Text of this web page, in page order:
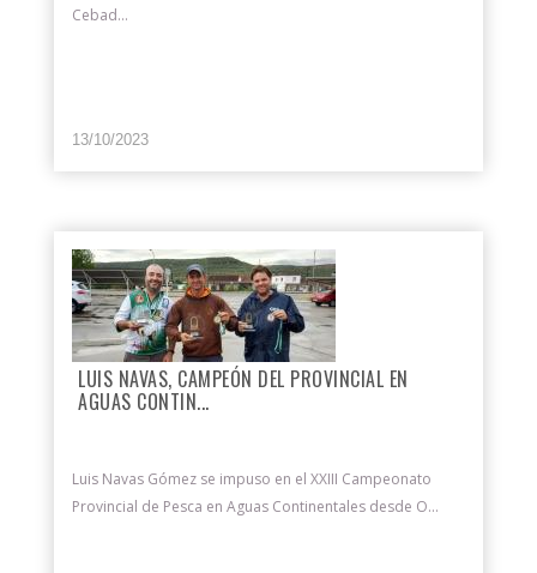
Cebad...
13/10/2023
LUIS NAVAS, CAMPEÓN DEL PROVINCIAL EN
AGUAS CONTIN...
Luis Navas Gómez se impuso en el XXIII Campeonato
Provincial de Pesca en Aguas Continentales desde O...